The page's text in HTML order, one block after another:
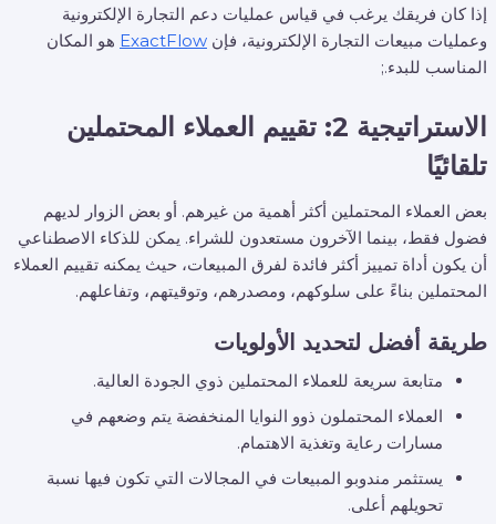
إذا كان فريقك يرغب في قياس عمليات دعم التجارة الإلكترونية
وعمليات مبيعات التجارة الإلكترونية، فإن ExactFlow هو المكان
المناسب للبدء.;
الاستراتيجية 2: تقييم العملاء المحتملين
تلقائيًا
بعض العملاء المحتملين أكثر أهمية من غيرهم. أو بعض الزوار لديهم
فضول فقط، بينما الآخرون مستعدون للشراء. يمكن للذكاء الاصطناعي
أن يكون أداة تمييز أكثر فائدة لفرق المبيعات، حيث يمكنه تقييم العملاء
المحتملين بناءً على سلوكهم، ومصدرهم، وتوقيتهم، وتفاعلهم.
طريقة أفضل لتحديد الأولويات
متابعة سريعة للعملاء المحتملين ذوي الجودة العالية.
العملاء المحتملون ذوو النوايا المنخفضة يتم وضعهم في
مسارات رعاية وتغذية الاهتمام.
يستثمر مندوبو المبيعات في المجالات التي تكون فيها نسبة
تحويلهم أعلى.